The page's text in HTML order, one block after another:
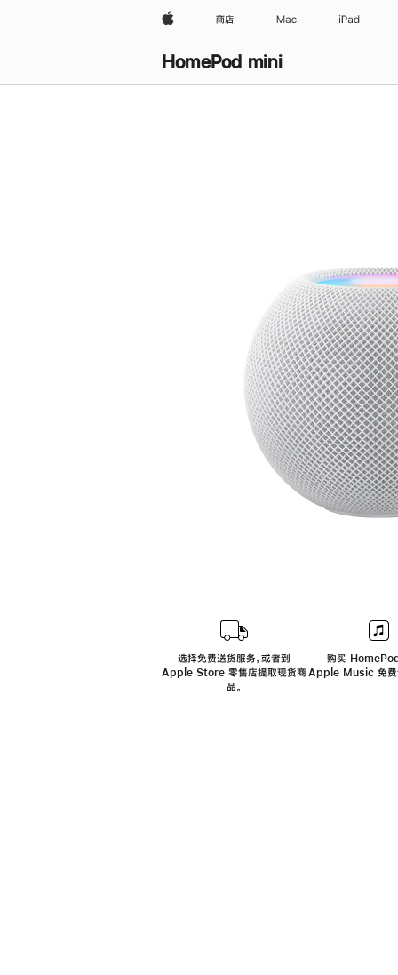
Apple 商店 Mac iPad
HomePod mini
选择免费送货服务，或者到
Apple Store 零售店提取现货商
品。
购买
Apple Music 免费